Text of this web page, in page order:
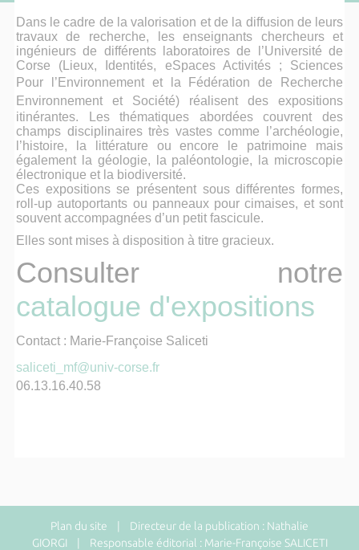
Dans le cadre de la valorisation et de la diffusion de leurs
travaux de recherche, les enseignants chercheurs et
ingénieurs de différents laboratoires de l’Université de
Corse (Lieux, Identités, eSpaces Activités ; Sciences
Pour l’Environnement et la
Fédération de Recherche
Environnement et Société)réalisent des expositions
itinérantes. Les thématiques abordées couvrent des
champs disciplinaires très vastes comme l’archéologie,
l’histoire, la littérature ou encore le patrimoine mais
également la géologie, la paléontologie, la microscopie
électronique et la biodiversité.
Ces expositions se présentent sous différentes formes,
roll-up autoportants ou panneaux pour cimaises, et sont
souvent accompagnées d’un petit fascicule.
Elles sont mises à disposition à titre gracieux.
Consulter notre
catalogue d'expositions
Contact : Marie-Françoise Saliceti
saliceti_mf@univ-corse.fr
06.13.16.40.58
Plan du site | Directeur de la publication : Nathalie
GIORGI | Responsable éditorial : Marie-Françoise SALICETI